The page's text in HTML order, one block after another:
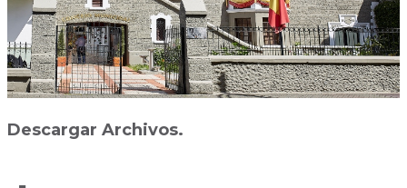
Descargar Archivos.